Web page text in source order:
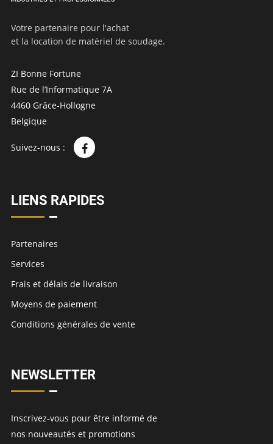
Votre partenaire pour l'achat
et la location de matériel de soudage.
ZI Bonne Fortune
Rue de l’Informatique 7A
4460 Grâce-Hollogne
Belgique
Suivez-nous :
LIENS RAPIDES
Partenaires
Services
Frais et délais de livraison
Moyens de paiement
Conditions générales de vente
NEWSLETTER
Inscrivez-vous pour être informé de
nos nouveautés et promotions